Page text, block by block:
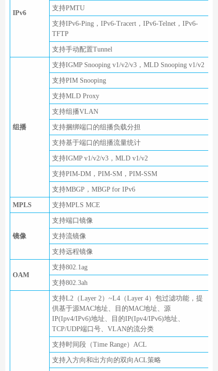
IPv6
支持PMTU
支持IPv6-Ping，IPv6-Tracert，IPv6-Telnet，IPv6-
TFTP
支持手动配置Tunnel
组播
支持IGMP Snooping v1/v2/v3，MLD Snooping v1/v2
支持PIM Snooping
支持MLD Proxy
支持组播VLAN
支持捆绑端口的组播负载分担
支持基于端口的组播流量统计
支持IGMP v1/v2/v3，MLD v1/v2
支持PIM-DM，PIM-SM，PIM-SSM
支持MBGP，MBGP for IPv6
MPLS 支持MPLS MCE
镜像
支持端口镜像
支持流镜像
支持远程镜像
OAM
支持802.1ag
支持802.3ah
支持L2（Layer 2）~L4（Layer 4）包过滤功能，提
供基于源MAC地址、目的MAC地址、源
IP(Ipv4/IPv6)地址、目的IP(Ipv4/IPv6)地址、
TCP/UDP端口号、VLAN的流分类
支持时间段（Time Range）ACL
支持入方向和出方向的双向ACL策略